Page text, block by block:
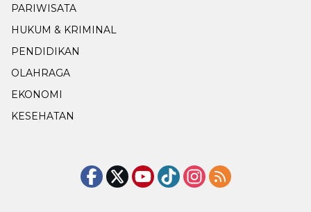
PARIWISATA
HUKUM & KRIMINAL
PENDIDIKAN
OLAHRAGA
EKONOMI
KESEHATAN